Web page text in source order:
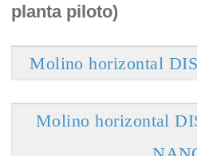
planta piloto)
Molino horizontal
Molino horizontal